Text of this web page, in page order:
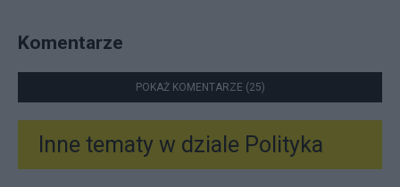
Komentarze
POKAŻ KOMENTARZE (25)
Inne tematy w dziale Polityka